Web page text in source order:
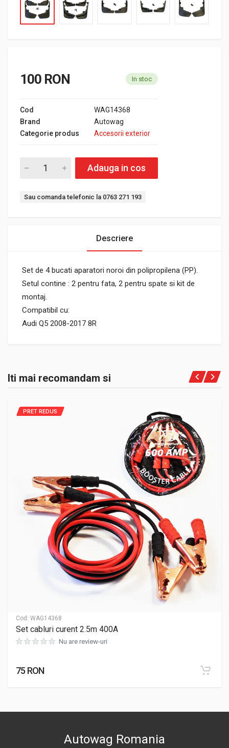
100 RON In stoc
Cod
WAG14368
Brand
Autowag
Categorie produs
Accesorii exterior
Adauga in cos
Sau comanda telefonic la 0763 271 193
Descriere
Set de 4 bucati aparatori noroi din polipropilena (PP).
Setul contine : 2 pentru fata, 2 pentru spate si kit de
montaj.
Compatibil cu:
Audi Q5 2008-2017 8R
Iti mai recomandam si
Cod: WAG14368
PRET REDUS
Set cabluri curent 2.5m 400A
Nu are review-uri
75 RON
Autowag Romania